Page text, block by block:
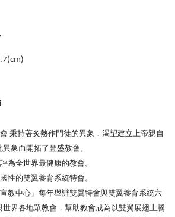
秉持著炙熱作門徒的異象，渴望建立上帝親自
象而開拓了豐盛教會。
為全世界最健康的教會。
性的雙翼養育系統特會。
教中心」每年舉辦雙翼特會與雙翼養育系統六
界各地眾教會，幫助教會成為以雙翼展翅上騰